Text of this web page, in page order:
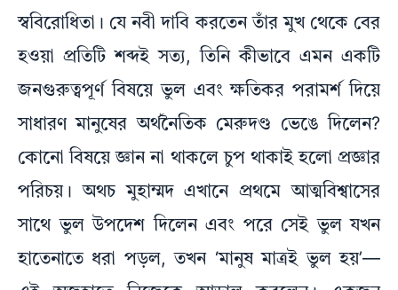
স্ববিরোধিতা। যে নবী দাবি করতেন তাঁর মুখ থেকে বের
হওয়া প্রতিটি শব্দই সত্য, তিনি কীভাবে এমন একটি
জনগুরুত্বপূর্ণ বিষয়ে ভুল এবং ক্ষতিকর পরামর্শ দিয়ে
সাধারণ মানুষের অর্থনৈতিক মেরুদণ্ড ভেঙে দিলেন?
কোনো বিষয়ে জ্ঞান না থাকলে চুপ থাকাই হলো প্রজ্ঞার
পরিচয়। অথচ মুহাম্মদ এখানে প্রথমে আত্মবিশ্বাসের
সাথে ভুল উপদেশ দিলেন এবং পরে সেই ভুল যখন
হাতেনাতে ধরা পড়ল, তখন ‘মানুষ মাত্রই ভুল হয়’—